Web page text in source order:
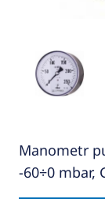
Manometr
-60÷0 mbar,